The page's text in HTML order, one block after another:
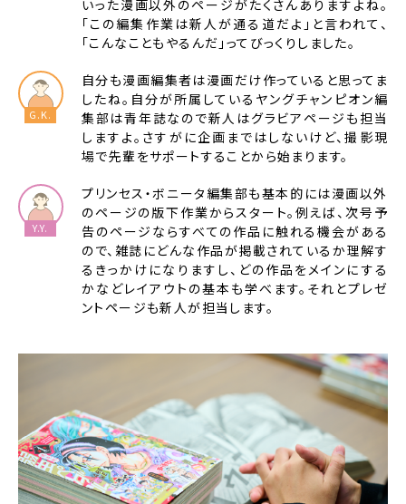
いった漫画以外のページがたくさんありますよね。
「この編集作業は新人が通る道だよ」と言われて、
「こんなこともやるんだ」ってびっくりしました。
自分も漫画編集者は漫画だけ作っていると思ってま
したね。自分が所属しているヤングチャンピオン編
集部は青年誌なので新人はグラビアページも担当
しますよ。さすがに企画まではしないけど、撮影現
場で先輩をサポートすることから始まります。
プリンセス・ボニータ編集部も基本的には漫画以外
のページの版下作業からスタート。例えば、次号予
告のページならすべての作品に触れる機会がある
ので、雑誌にどんな作品が掲載されているか理解す
るきっかけになりますし、どの作品をメインにする
かなどレイアウトの基本も学べます。それとプレゼ
ントページも新人が担当します。